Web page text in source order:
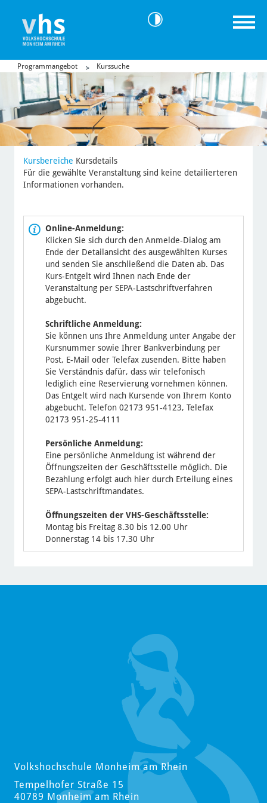
Programmangebot Kurssuche
Kursbereiche Kursdetails
Für die gewählte Veranstaltung sind keine detailierteren
Informationen vorhanden.
Online-Anmeldung:
Klicken Sie sich durch den Anmelde-Dialog am
Ende der Detailansicht des ausgewählten Kurses
und senden Sie anschließend die Daten ab. Das
Kurs-Entgelt wird Ihnen nach Ende der
Veranstaltung per SEPA-Lastschriftverfahren
abgebucht.
Schriftliche Anmeldung:
Sie können uns Ihre Anmeldung unter Angabe der
Kursnummer sowie Ihrer Bankverbindung per
Post, E-Mail oder Telefax zusenden. Bitte haben
Sie Verständnis dafür, dass wir telefonisch
lediglich eine Reservierung vornehmen können.
Das Entgelt wird nach Kursende von Ihrem Konto
abgebucht. Telefon 02173 951-4123, Telefax
02173 951-25-4111
Persönliche Anmeldung:
Eine persönliche Anmeldung ist während der
Öffnungszeiten der Geschäftsstelle möglich. Die
Bezahlung erfolgt auch hier durch Erteilung eines
SEPA-Lastschriftmandates.
Öffnungszeiten der VHS-Geschäftsstelle:
Montag bis Freitag 8.30 bis 12.00 Uhr
Donnerstag 14 bis 17.30 Uhr
Volkshochschule Monheim am Rhein
Tempelhofer Straße 15
40789 Monheim am Rhein